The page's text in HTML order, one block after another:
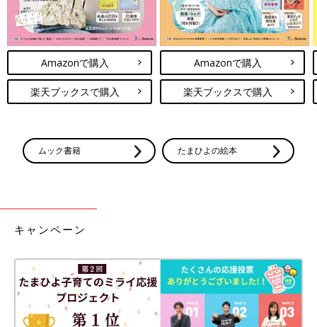
――歯磨きや寝るのがイヤ、○○を食べたくないなど、子どもが何
かをイヤがるときはどんなふうにコミュニケーションをとってい
ますか？
松陰寺 オーバーなリアクションで興味を引いています。
のころですが、娘が離乳食をぜんぜん食べてくれなかったんで
す。それでひと口パクッと食べてみて「うっまっ！ 何これ」っ
だしたんです。
け、めっちゃうまいじゃん･･･もっとちょうだい」ってやると、
「だめ！ 私が食べるの」って急に食欲がわいたりしますね。
そのせいか最近、娘のリアクションも大きくて（笑）。この前、
杏仁豆腐をあげたときも「んー、うっま、うっま」って、ひと口
ごとにうなずきながら食べていました。
それから娘が嫌いな歯磨きをするときは、思いきり「イー」とや
Amazonで購入
楽天ブックスで購入
Amazonで購入
楽天ブックスで購入
ムック書籍 たまひよの絵本
キャンペーン